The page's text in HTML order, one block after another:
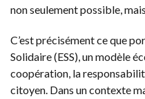
non seulement possible,
C’est précisément ce que
Solidaire (ESS), un modèle
coopération, la
citoyen. Dans un contexte